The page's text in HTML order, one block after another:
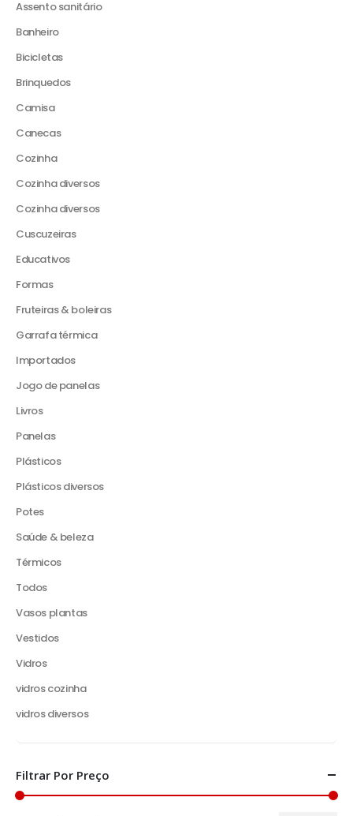
Assento sanitário
Banheiro
Bicicletas
Brinquedos
Camisa
Canecas
Cozinha
Cozinha diversos
Cozinha diversos
Cuscuzeiras
Educativos
Formas
Fruteiras & boleiras
Garrafa térmica
Importados
Jogo de panelas
Livros
Panelas
Plásticos
Plásticos diversos
Potes
Saúde & beleza
Térmicos
Todos
Vasos plantas
Vestidos
Vidros
vidros cozinha
vidros diversos
Filtrar Por Preço